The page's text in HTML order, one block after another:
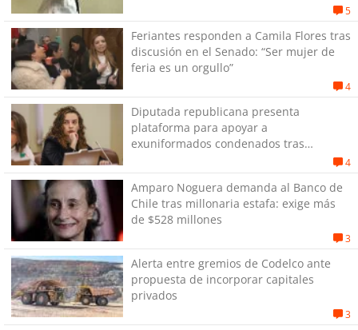
5
Feriantes responden a Camila Flores tras
discusión en el Senado: “Ser mujer de
feria es un orgullo”
4
Diputada republicana presenta
plataforma para apoyar a
exuniformados condenados tras
4
Amparo Noguera demanda al Banco de
Chile tras millonaria estafa: exige más
de $528 millones
3
Alerta entre gremios de Codelco ante
propuesta de incorporar capitales
privados
3